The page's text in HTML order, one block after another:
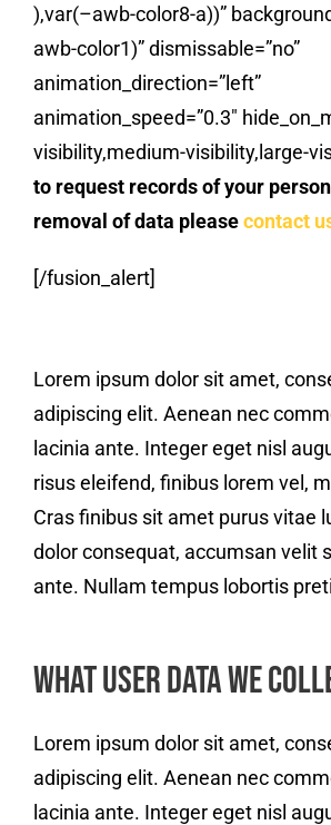
Contact Us
Blog
),var(–awb-color8-a))”
awb-color1)” dismissable=”no”
animation_direction=”left”
animation_speed=”0.3″
visibility,medium-visibility,large-
to request records of your
removal of data pleasecontact
[/fusion_alert]
Lorem ipsum dolor sit amet,
adipiscing elit. Aenean nec
lacinia ante. Integer eget nisl
risus eleifend, finibus lorem vel,
Cras finibus sit amet purus vitae
dolor consequat, accumsan velit
ante. Nullam tempus lobortis
What User Data We
Lorem ipsum dolor sit amet,
adipiscing elit. Aenean nec
lacinia ante. Integer eget nisl